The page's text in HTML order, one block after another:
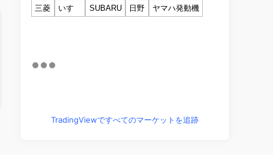
三菱
いすゞ SUBARU 日野 ヤマハ発動機
TradingViewですべてのマーケットを追跡